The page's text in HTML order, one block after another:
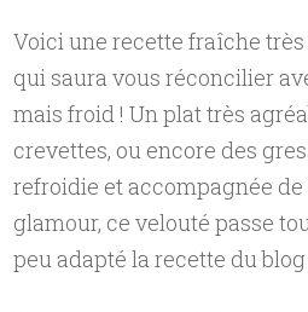
Voici une recette fraîche
qui saura vous réconcilier
mais froid ! Un plat très
crevettes, ou encore des
refroidie et accompagnée
glamour, ce velouté passe
peu adapté la recette du